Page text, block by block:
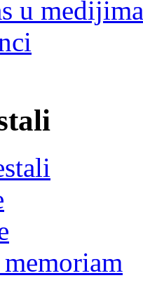
u medijima